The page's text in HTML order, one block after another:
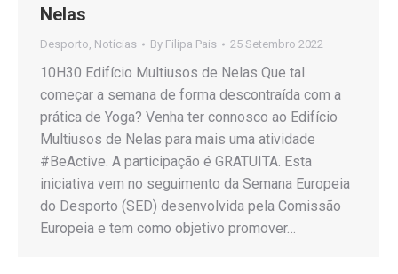
Nelas
Desporto, Notícias By Filipa Pais 25 Setembro 2022
10H30 Edifício Multiusos de Nelas Que tal
começar a semana de forma descontraída com a
prática de Yoga? Venha ter connosco ao Edifício
Multiusos de Nelas para mais uma atividade
#BeActive. A participação é GRATUITA. Esta
iniciativa vem no seguimento da Semana Europeia
do Desporto (SED) desenvolvida pela Comissão
Europeia e tem como objetivo promover…